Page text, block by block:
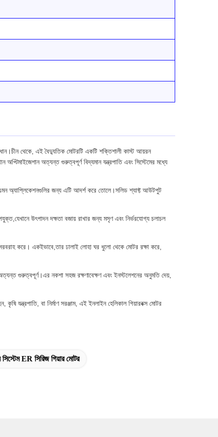
থেকে, এই বৈদ্যুতিক মোটরটি একটি শক্তিশালী কাস্ট আয়রন
অপ্টিমাইজেশান অত্যন্ত গুরুত্বপূর্ণ বিদ্যমান যন্ত্রপাতি এবং সিস্টেমের মধ্যে
এমন অ্যাপ্লিকেশনগুলির জন্য এটি আদর্শ করে তোলে।সলিড শ্যাফ্ট আউটপুট
উৎপাদন দক্ষতা বজায় রাখার জন্য মসৃণ এবং নির্ভরযোগ্য চলাচল
করে। একইভাবে,তার ঢালাই লোহা ঘর ধুলো থেকে মোটর রক্ষা করে,
অত্যন্ত গুরুত্বপূর্ণ।এর নকশা সহজ রক্ষণাবেক্ষণ এবং ইনস্টলেশনের অনুমতি দেয়,
যন্ত্রপাতি, বা নির্মাণ সরঞ্জাম, এই ইনলাইন হেলিকাল গিয়ারবক্স মোটর
ER সিরিজ গিয়ার মোটর